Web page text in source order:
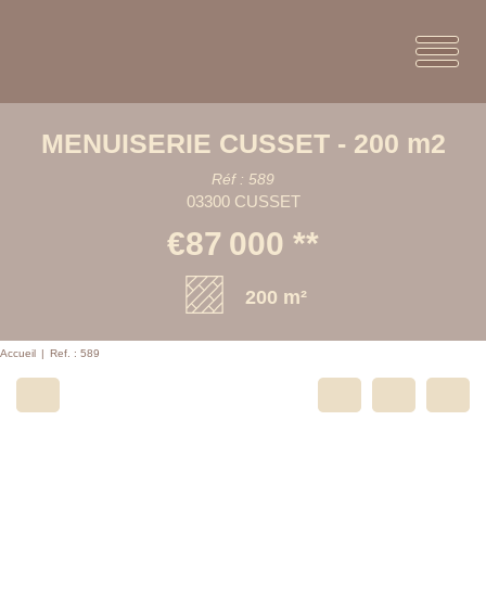
MENUISERIE CUSSET - 200 m2
Réf : 589
03300 CUSSET
€87 000 **
200 m²
Accueil Ref. : 589